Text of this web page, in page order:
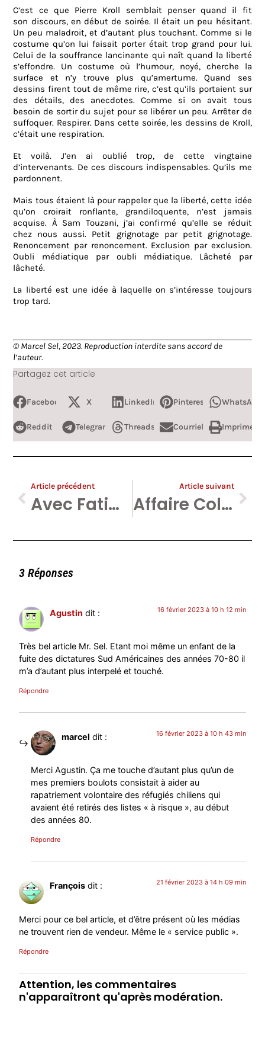
Partagez cet article
C’est ce que Pierre Kroll semblait penser quand il fit
son discours, en début de soirée. Il était un peu hésitant.
Un peu maladroit, et d’autant plus touchant. Comme si le
costume qu’on lui faisait porter était trop grand pour lui.
Celui de la souffrance lancinante qui naît quand la liberté
s’effondre. Un costume où l’humour, noyé, cherche la
surface et n’y trouve plus qu’amertume. Quand ses
dessins firent tout de même rire, c’est qu’ils portaient sur
des détails, des anecdotes. Comme si on avait tous
besoin de sortir du sujet pour se libérer un peu. Arrêter de
suffoquer. Respirer. Dans cette soirée, les dessins de Kroll,
c’était une respiration.
Et voilà. J’en ai oublié trop, de cette vingtaine
d’intervenants. De ces discours indispensables. Qu’ils me
pardonnent.
Mais tous étaient là pour rappeler que la liberté, cette idée
qu’on croirait ronflante, grandiloquente, n’est jamais
acquise. À Sam Touzani, j’ai confirmé qu’elle se réduit
chez nous aussi. Petit grignotage par petit grignotage.
Renoncement par renoncement. Exclusion par exclusion.
Oubli médiatique par oubli médiatique. Lâcheté par
lâcheté.
La liberté est une idée à laquelle on s’intéresse toujours
trop tard.
© Marcel Sel, 2023. Reproduction interdite sans accord de
l’auteur.
Facebook X LinkedIn Pinterest WhatsApp
Reddit Telegram Threads Courriel Imprimer
Article précédent
Avec Fatima Zibouh, la culture bruxelloise met les voiles.
Article suivant
Affaire Collon : ce mardi, je serai au tribunal pour défendre le droit d’utiliser le mot « antisémite ».
3 Réponses
Agustin dit : 16 février 2023 à 10 h 12 min
Très bel article Mr. Sel. Etant moi même un enfant de la
fuite des dictatures Sud Américaines des années 70-80 il
m’a d’autant plus interpelé et touché.
Répondre
marcel dit : 16 février 2023 à 10 h 43 min
Merci Agustin. Ça me touche d’autant plus qu’un de
mes premiers boulots consistait à aider au
rapatriement volontaire des réfugiés chiliens qui
avaient été retirés des listes « à risque », au début
des années 80.
Répondre
François dit : 21 février 2023 à 14 h 09 min
Merci pour ce bel article, et d’être présent où les médias
ne trouvent rien de vendeur. Même le « service public ».
Répondre
Attention, les commentaires
n'apparaîtront qu'après modération.